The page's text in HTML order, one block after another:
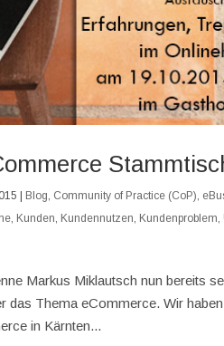
Blog, Community of Practice (CoP),
, Kunden, Kundennutzen, Kundenproblem,
Markus Miklautsch nun bereits
das Thema eCommerce. Wir
in Kärnten...